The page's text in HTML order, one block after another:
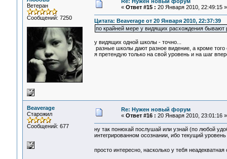
Ветеран
Сообщений: 7250
« Ответ #15 : 20 Января 2010, 22:49:15 »
Цитата: Beaverage от 20 Января 2010, 22:37:39
по крайней мере у видящих расхождения бывают
у видящих одной школы - точно...
разные школы дают разное видение, а кроме
я претендую только на свой уровень и на шаг
Beaverage
Старожил
Сообщений: 677
Re: Нужен новый форум
« Ответ #16 : 20 Января 2010, 23:01:16 »
ну так понюхай послушай или узнай (по любой
интегрированном осознании, ибо текущий
просто интересно, насколько у тебя